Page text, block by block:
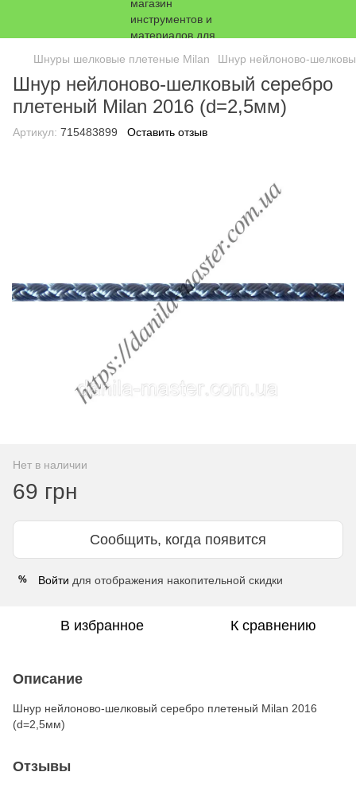
Шнуры шелковые плетеные Milan Шнур нейлоново-
Шнур нейлоново-шелковый серебро
плетеный Milan 2016 (d=2,5мм)
Артикул: 715483899 Оставить отзыв
Нет в наличии
69 грн
Сообщить, когда появится
% Войти для отображения накопительной скидки
В избранное К сравнению
Описание
Шнур нейлоново-шелковый серебро плетеный Milan 2016
(d=2,5мм)
Отзывы